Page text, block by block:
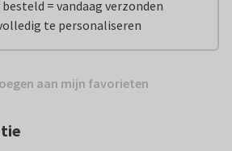
besteld = vandaag verzonden
te personaliseren
aan mijn favorieten